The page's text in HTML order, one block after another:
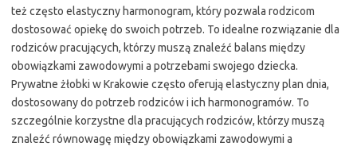
też często elastyczny harmonogram, który pozwala rodzicom
dostosować opiekę do swoich potrzeb. To idealne rozwiązanie dla
rodziców pracujących, którzy muszą znaleźć balans między
obowiązkami zawodowymi a potrzebami swojego dziecka.
Prywatne żłobki w Krakowie często oferują elastyczny plan dnia,
dostosowany do potrzeb rodziców i ich harmonogramów. To
szczególnie korzystne dla pracujących rodziców, którzy muszą
znaleźć równowagę między obowiązkami zawodowymi a